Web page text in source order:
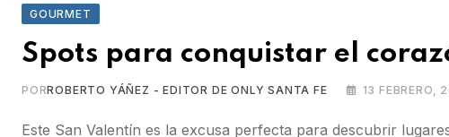
GOURMET
Spots para conquistar el
PORROBERTO YÁÑEZ - EDITOR DE ONLY SANTA FE 13 FEBRERO,
Este San Valentín es la excusa perfecta para descubrir